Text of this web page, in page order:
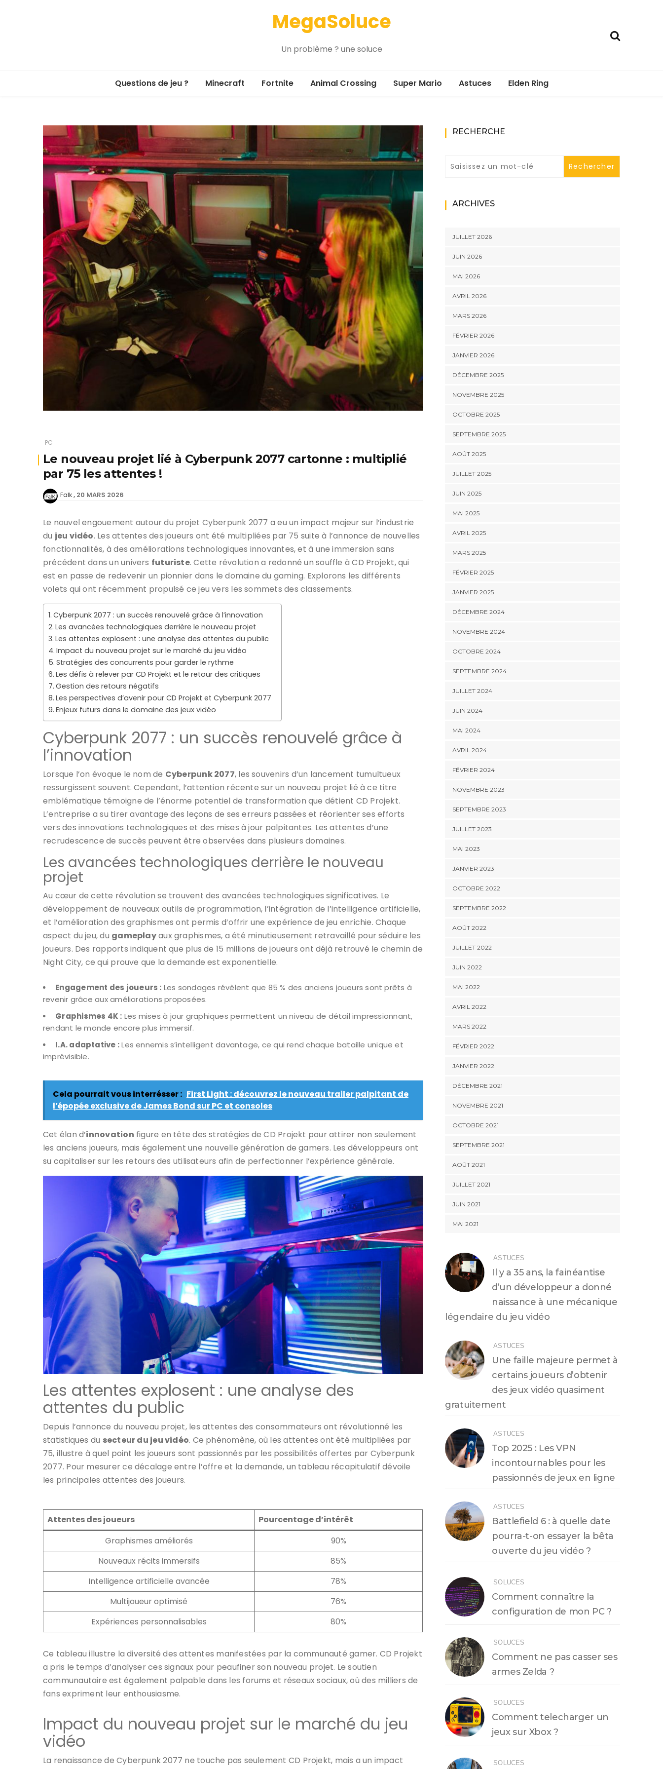
MegaSoluce
Un problème ? une soluce
Questions de jeu ? Minecraft Fortnite Animal Crossing Super Mario Astuces Elden Ring
PC
Le nouveau projet lié à Cyberpunk 2077 cartonne : multiplié
par 75 les attentes !
Falk 20 MARS 2026
Le nouvel engouement autour du projet Cyberpunk 2077 a eu un impact majeur sur l’industrie
du jeu vidéo. Les attentes des joueurs ont été multipliées par 75 suite à l’annonce de nouvelles
fonctionnalités, à des améliorations technologiques innovantes, et à une immersion sans
précédent dans un univers futuriste. Cette révolution a redonné un souffle à CD Projekt, qui
est en passe de redevenir un pionnier dans le domaine du gaming. Explorons les différents
volets qui ont récemment propulsé ce jeu vers les sommets des classements.
Cyberpunk 2077 : un succès renouvelé grâce à l’innovation
Les avancées technologiques derrière le nouveau projet
Les attentes explosent : une analyse des attentes du public
Impact du nouveau projet sur le marché du jeu vidéo
Stratégies des concurrents pour garder le rythme
Les défis à relever par CD Projekt et le retour des critiques
Gestion des retours négatifs
Les perspectives d’avenir pour CD Projekt et Cyberpunk 2077
Enjeux futurs dans le domaine des jeux vidéo
Cyberpunk 2077 : un succès renouvelé grâce à
l’innovation
Lorsque l’on évoque le nom de Cyberpunk 2077, les souvenirs d’un lancement tumultueux
ressurgissent souvent. Cependant, l’attention récente sur un nouveau projet lié à ce titre
emblématique témoigne de l’énorme potentiel de transformation que détient CD Projekt.
L’entreprise a su tirer avantage des leçons de ses erreurs passées et réorienter ses efforts
vers des innovations technologiques et des mises à jour palpitantes. Les attentes d’une
recrudescence de succès peuvent être observées dans plusieurs domaines.
Les avancées technologiques derrière le nouveau
projet
Au cœur de cette révolution se trouvent des avancées technologiques significatives. Le
développement de nouveaux outils de programmation, l’intégration de l’intelligence artificielle,
et l’amélioration des graphismes ont permis d’offrir une expérience de jeu enrichie. Chaque
aspect du jeu, du gameplayaux graphismes, a été minutieusement retravaillé pour séduire les
joueurs. Des rapports indiquent que plus de 15 millions de joueurs ont déjà retrouvé le chemin de
Night City, ce qui prouve que la demande est exponentielle.
Engagement des joueurs : Les sondages révèlent que 85 % des anciens joueurs sont prêts à
revenir grâce aux améliorations proposées.
Graphismes 4K : Les mises à jour graphiques permettent un niveau de détail impressionnant,
rendant le monde encore plus immersif.
I.A. adaptative :Les ennemis s’intelligent davantage, ce qui rend chaque bataille unique et
imprévisible.
Cela pourrait vous interrésser : First Light : découvrez le nouveau trailer palpitant de
l’épopée exclusive de James Bond sur PC et consoles
Cet élan d’innovation figure en tête des stratégies de CD Projekt pour attirer non seulement
les anciens joueurs, mais également une nouvelle génération de gamers. Les développeurs ont
su capitaliser sur les retours des utilisateurs afin de perfectionner l’expérience générale.
Les attentes explosent : une analyse des
attentes du public
Depuis l’annonce du nouveau projet, les attentes des consommateurs ont révolutionné les
statistiques du secteur du jeu vidéo. Ce phénomène, où les attentes ont été multipliées par
75, illustre à quel point les joueurs sont passionnés par les possibilités offertes par Cyberpunk
2077. Pour mesurer ce décalage entre l’offre et la demande, un tableau récapitulatif dévoile
les principales attentes des joueurs.
Attentes des joueurs
Pourcentage d’intérêt
Graphismes améliorés
90%
Nouveaux récits immersifs
85%
Intelligence artificielle avancée
78%
Multijoueur optimisé
76%
Expériences personnalisables
80%
Ce tableau illustre la diversité des attentes manifestées par la communauté gamer. CD Projekt
a pris le temps d’analyser ces signaux pour peaufiner son nouveau projet. Le soutien
communautaire est également palpable dans les forums et réseaux sociaux, où des milliers de
fans expriment leur enthousiasme.
Impact du nouveau projet sur le marché du jeu
vidéo
La renaissance de Cyberpunk 2077 ne touche pas seulement CD Projekt, mais a un impact
RECHERCHE
ARCHIVES
JUILLET 2026
JUIN 2026
MAI 2026
AVRIL 2026
MARS 2026
FÉVRIER 2026
JANVIER 2026
DÉCEMBRE 2025
NOVEMBRE 2025
OCTOBRE 2025
SEPTEMBRE 2025
AOÛT 2025
JUILLET 2025
JUIN 2025
MAI 2025
AVRIL 2025
MARS 2025
FÉVRIER 2025
JANVIER 2025
DÉCEMBRE 2024
NOVEMBRE 2024
OCTOBRE 2024
SEPTEMBRE 2024
JUILLET 2024
JUIN 2024
MAI 2024
AVRIL 2024
FÉVRIER 2024
NOVEMBRE 2023
SEPTEMBRE 2023
JUILLET 2023
MAI 2023
JANVIER 2023
OCTOBRE 2022
SEPTEMBRE 2022
AOÛT 2022
JUILLET 2022
JUIN 2022
MAI 2022
AVRIL 2022
MARS 2022
FÉVRIER 2022
JANVIER 2022
DÉCEMBRE 2021
NOVEMBRE 2021
OCTOBRE 2021
SEPTEMBRE 2021
AOÛT 2021
JUILLET 2021
JUIN 2021
MAI 2021
ASTUCES
Il y a 35 ans, la fainéantise
d’un développeur a donné
naissance à une mécanique
légendaire du jeu vidéo
ASTUCES
Une faille majeure permet à
certains joueurs d’obtenir
des jeux vidéo quasiment
gratuitement
ASTUCES
Top 2025 : Les VPN
incontournables pour les
passionnés de jeux en ligne
ASTUCES
Battlefield 6 : à quelle date
pourra-t-on essayer la bêta
ouverte du jeu vidéo ?
SOLUCES
Comment connaître la
configuration de mon PC ?
SOLUCES
Comment ne pas casser ses
armes Zelda ?
SOLUCES
Comment telecharger un
jeux sur Xbox ?
SOLUCES